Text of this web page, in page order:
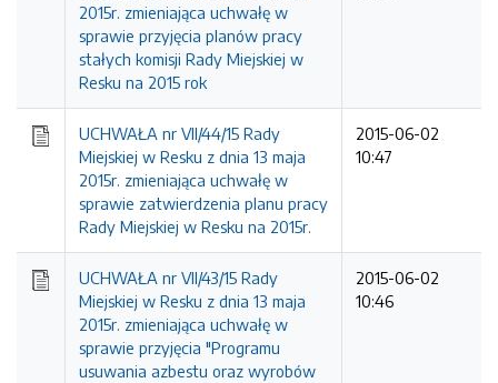
2015r. zmieniająca uchwałę w
sprawie przyjęcia planów pracy
stałych komisji Rady Miejskiej w
Resku na 2015 rok
UCHWAŁA nr VII/44/15 Rady
Miejskiej w Resku z dnia 13 maja
2015r. zmieniająca uchwałę w
sprawie zatwierdzenia planu pracy
Rady Miejskiej w Resku na 2015r.
2015-06-02
10:47
UCHWAŁA nr VII/43/15 Rady
Miejskiej w Resku z dnia 13 maja
2015r. zmieniająca uchwałę w
sprawie przyjęcia "Programu
usuwania azbestu oraz wyrobów
2015-06-02
10:46